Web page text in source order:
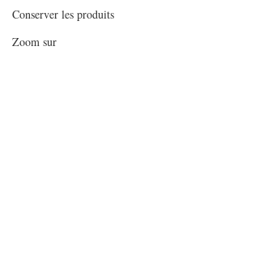
Conserver les produits
Zoom sur